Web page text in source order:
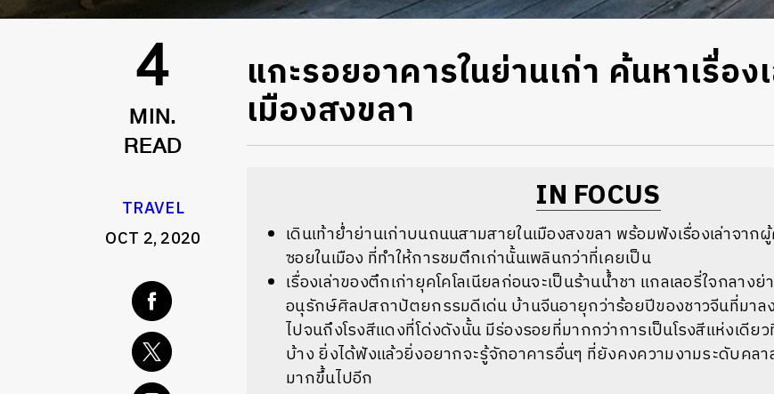
4
MIN.
READ
TRAVEL
OCT 2, 2020
แกะรอยอาคารในย่านเก่า ค้นหาเรื่อ
เมืองสงขลา
IN FOCUS
เดินเท้าย่ำย่านเก่าบนถนนสามสายในเมืองสงขลา พร้อมฟังเรื่องเล่าจา
ซอยในเมือง ที่ทำให้การชมตึกเก่านั้นเพลินกว่าที่เคยเป็น
เรื่องเล่าของตึกเก่ายุคโคโลเนียลก่อนจะเป็นร้านน้ำชา แกลเลอรี่ใจกลาง
อนุรักษ์ศิลปสถาปัตยกรรมดีเด่น บ้านจีนอายุกว่าร้อยปีของชาวจีนที่มาล
ไปจนถึงโรงสีแดงที่โด่งดังนั้น มีร่องรอยที่มากกว่าการเป็นโรงสีแห่งเดีย
บ้าง ยิ่งได้ฟังแล้วยิ่งอยากจะรู้จักอาคารอื่นๆ ที่ยังคงความงามระดับคลา
มากขึ้นไปอีก